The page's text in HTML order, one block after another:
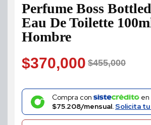
Perfume Boss
Eau De Toilette
Hombre
$455,000
Original
price
was:
$370,000
Current
price
is:
Compra con en
$75.208/mensual.Solicita tu